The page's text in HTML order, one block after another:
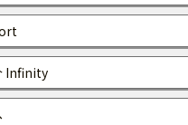
Infinity